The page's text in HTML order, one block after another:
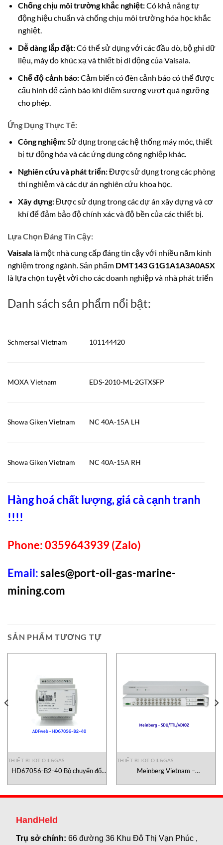
Chống chịu môi trường khắc nghiệt:Có khả năng tự
động hiệu chuẩn và chống chịu môi trường hóa học khắc
nghiệt.
Dễ dàng lắp đặt:Có thể sử dụng với các đầu dò, bộ ghi dữ
liệu, máy đo khúc xạ và thiết bị di động của Vaisala.
Chế độ cảnh báo:Cảm biến có đèn cảnh báo có thể được
cấu hình để cảnh báo khi điểm sương vượt quá ngưỡng
cho phép.
Ứng Dụng Thực Tế:
Công nghiệm:Sử dụng trong các hệ thống máy móc, thiết
bị tự động hóa và các ứng dụng công nghiệp khác.
Nghiên cứu và phát triển:Được sử dụng trong các phòng
thí nghiệm và các dự án nghiên cứu khoa học.
Xây dựng:Được sử dụng trong các dự án xây dựng và cơ
khí để đảm bảo độ chính xác và độ bền của các thiết bị.
Lựa Chọn Đáng Tin Cậy:
Vaisala là một nhà cung cấp đáng tin cậy với nhiều năm kinh
nghiệm trong ngành. Sản phẩm DMT143 G1G1A1A3A0ASX
là lựa chọn tuyệt vời cho các doanh nghiệp và nhà phát triển
Danh sách sản phẩm nổi bật:
Schmersal Vietnam 101144420
MOXA Vietnam EDS-2010-ML-2GTXSFP
Showa Giken Vietnam NC 40A-15A LH
Showa Giken Vietnam NC 40A-15A RH
Hàng hoá chất lượng, giá cả cạnh tranh
!!!!
Phone: 0359643939 (Zalo)
Email:sales@port-oil-gas-marine-
mining.com
SẢN PHẨM TƯƠNG TỰ
THIẾT BỊ IOT OIL&GAS
HD67056-B2-40 Bộ chuyển đổi
THIẾT BỊ IOT OIL&GAS
Meinberg Vietnam –
hiệu Meinberg Vietnam
HandHeld
Trụ sở chính:66 đường 36 Khu Đô Thị Vạn Phúc ,